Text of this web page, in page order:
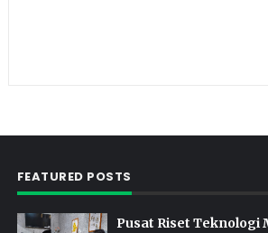
FEATURED POSTS
Pusat Riset Teknologi